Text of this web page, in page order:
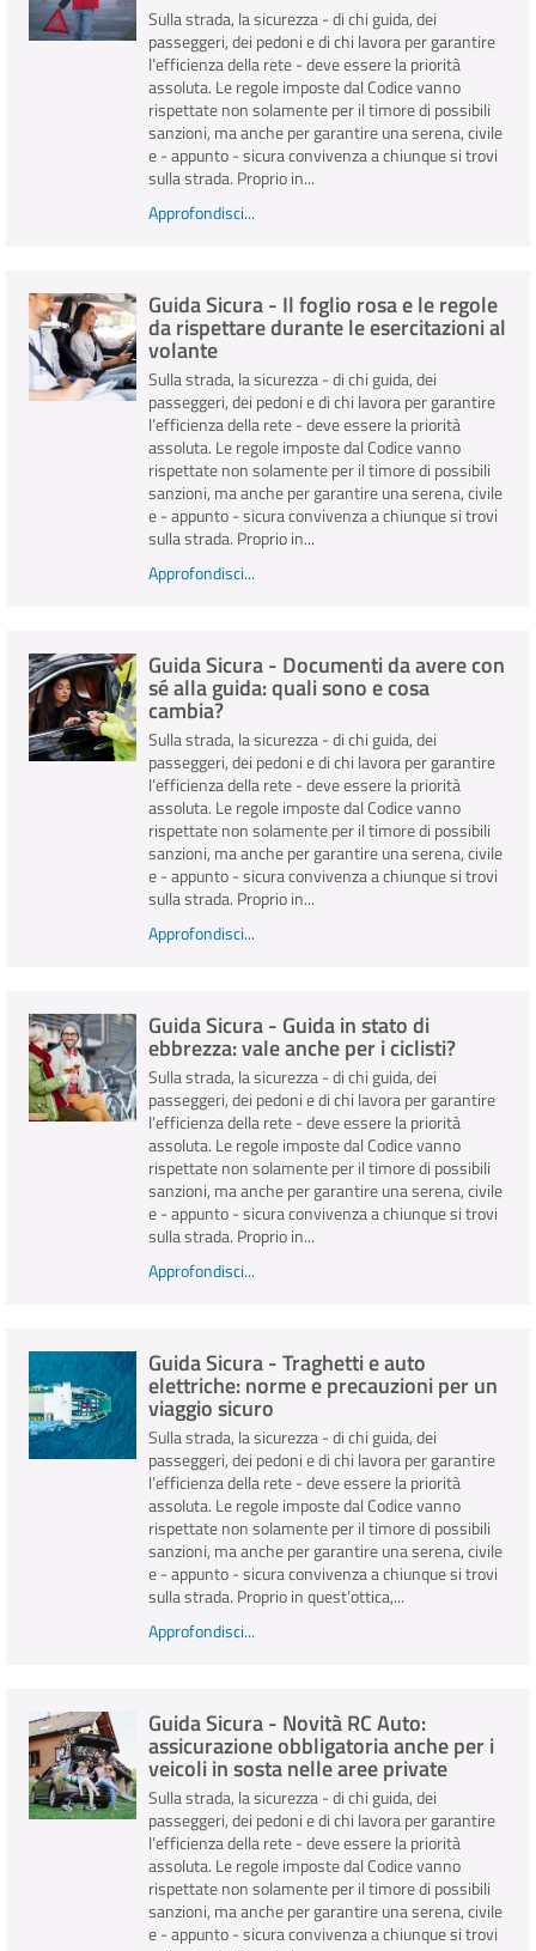
Sulla strada, la sicurezza - di chi guida, dei
passeggeri, dei pedoni e di chi lavora per garantire
l’efficienza della rete - deve essere la priorità
assoluta. Le regole imposte dal Codice vanno
rispettate non solamente per il timore di possibili
sanzioni, ma anche per garantire una serena, civile
e - appunto - sicura convivenza a chiunque si trovi
sulla strada. Proprio in...
Approfondisci...
Guida Sicura - Il foglio rosa e le regole
da rispettare durante le esercitazioni al
volante
Sulla strada, la sicurezza - di chi guida, dei
passeggeri, dei pedoni e di chi lavora per garantire
l’efficienza della rete - deve essere la priorità
assoluta. Le regole imposte dal Codice vanno
rispettate non solamente per il timore di possibili
sanzioni, ma anche per garantire una serena, civile
e - appunto - sicura convivenza a chiunque si trovi
sulla strada. Proprio in...
Approfondisci...
Guida Sicura - Documenti da avere con
sé alla guida: quali sono e cosa
cambia?
Sulla strada, la sicurezza - di chi guida, dei
passeggeri, dei pedoni e di chi lavora per garantire
l’efficienza della rete - deve essere la priorità
assoluta. Le regole imposte dal Codice vanno
rispettate non solamente per il timore di possibili
sanzioni, ma anche per garantire una serena, civile
e - appunto - sicura convivenza a chiunque si trovi
sulla strada. Proprio in...
Approfondisci...
Guida Sicura - Guida in stato di
ebbrezza: vale anche per i ciclisti?
Sulla strada, la sicurezza - di chi guida, dei
passeggeri, dei pedoni e di chi lavora per garantire
l’efficienza della rete - deve essere la priorità
assoluta. Le regole imposte dal Codice vanno
rispettate non solamente per il timore di possibili
sanzioni, ma anche per garantire una serena, civile
e - appunto - sicura convivenza a chiunque si trovi
sulla strada. Proprio in...
Approfondisci...
Guida Sicura - Traghetti e auto
elettriche: norme e precauzioni per un
viaggio sicuro
Sulla strada, la sicurezza - di chi guida, dei
passeggeri, dei pedoni e di chi lavora per garantire
l’efficienza della rete - deve essere la priorità
assoluta. Le regole imposte dal Codice vanno
rispettate non solamente per il timore di possibili
sanzioni, ma anche per garantire una serena, civile
e - appunto - sicura convivenza a chiunque si trovi
sulla strada. Proprio in quest’ottica,...
Approfondisci...
Guida Sicura - Novità RC Auto:
assicurazione obbligatoria anche per i
veicoli in sosta nelle aree private
Sulla strada, la sicurezza - di chi guida, dei
passeggeri, dei pedoni e di chi lavora per garantire
l’efficienza della rete - deve essere la priorità
assoluta. Le regole imposte dal Codice vanno
rispettate non solamente per il timore di possibili
sanzioni, ma anche per garantire una serena, civile
e - appunto - sicura convivenza a chiunque si trovi